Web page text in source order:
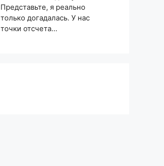
Представьте, я реально
только догадалась. У нас
точки отсчета…